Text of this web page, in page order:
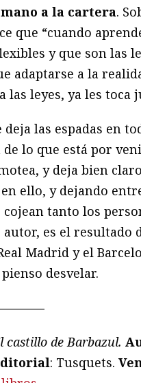
a la cartera.
que “cuando
y que son las
adaptarse a la
las leyes, ya les toca
deja las espadas en
de lo que está por
y deja bien
ello, y dejando
cojean tanto los
es el resultado
Madrid y el
desvelar.
castillo de Barbazul.
: Tusquets.